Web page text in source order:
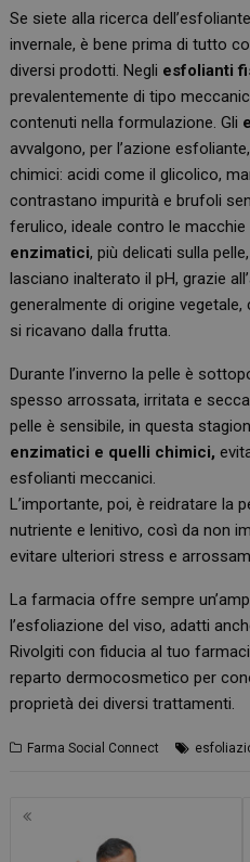
Se siete alla ricerca
invernale, è bene prima di tutto
diversi prodotti. Negli esfolianti
prevalentemente di tipo
contenuti nella formulazione. Gli
avvalgono, per l’azione
chimici: acidi come il glicolico,
contrastano impurità e brufoli
ferulico, ideale contro le macchie
enzimatici, più delicati sulla
lasciano inalterato il pH, grazie
generalmente di origine
si ricavano dalla frutta.
Durante l’inverno la pelle è
spesso arrossata, irritata e
pelle è sensibile, in questa
enzimatici e quelli chimici,
esfolianti meccanici.
L’importante, poi, è reidratare la
nutriente e lenitivo, così da non
evitare ulteriori stress e
La farmacia offre sempre
l’esfoliazione del viso, adatti
Rivolgiti con fiducia al tuo
reparto dermocosmetico per
proprietà dei diversi trattamenti.
Farma Social Connect
Navigazione